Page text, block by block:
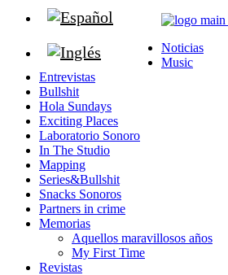
Noticias
Music
Entrevistas
Bullshit
Hola Sundays
Exciting Places
Laboratorio Sonoro
In The Studio
Mapping
Series&Bullshit
Snacks Sonoros
Partners in crime
Memorias
Aquellos maravillosos años
My First Time
Revistas